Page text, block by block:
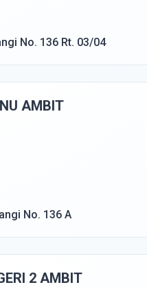
No. 136 Rt. 03/04
AMBIT
No. 136 A
2 AMBIT